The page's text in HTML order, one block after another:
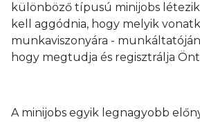
különböző típusú minijobs
kell aggódnia, hogy melyik
munkaviszonyára -
hogy megtudja és regisztrálja
A minijobs egyik legnagyobb